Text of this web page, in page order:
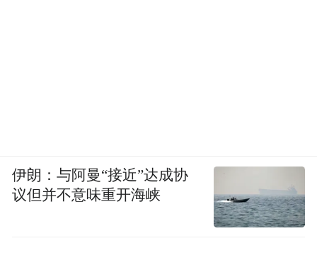
伊朗：与阿曼“接近”达成协
议但并不意味重开海峡